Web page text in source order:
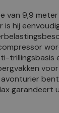
van 9,9 meter
is hij
trillingsbasis
garandeert